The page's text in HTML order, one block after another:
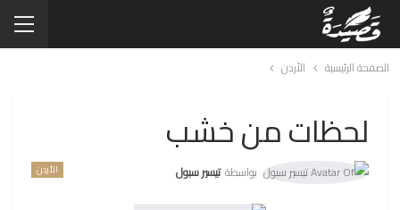
الصفحة الرئيسية الأردن
لحظات من خشب
الأردن بواسطة تيسير سبول